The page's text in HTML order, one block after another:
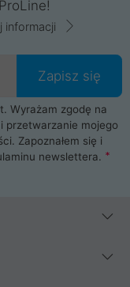
informacji
Zapisz się
Wyrażam zgodę na
przetwarzanie mojego
Zapoznałem się i
newslettera.